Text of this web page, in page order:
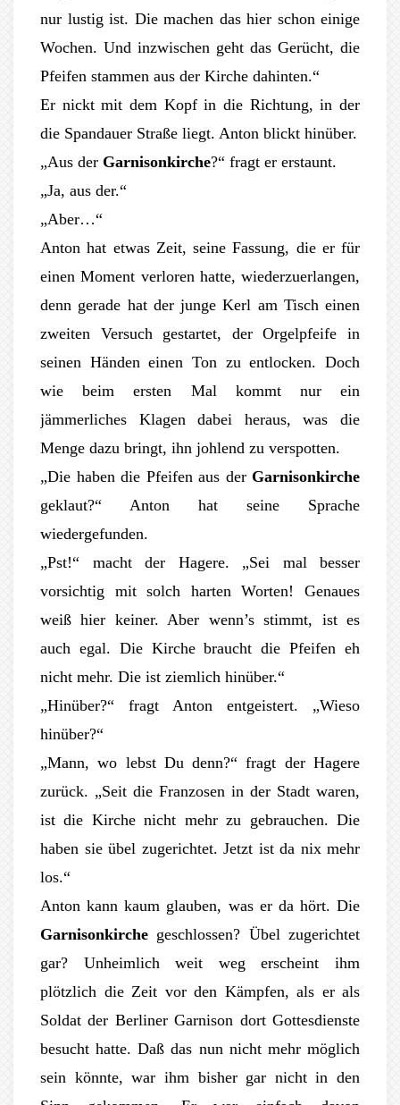
nur lustig ist. Die machen das hier schon einige
Wochen. Und inzwischen geht das Gerücht, die
Pfeifen stammen aus der Kirche dahinten.“
Er nickt mit dem Kopf in die Richtung, in der
die Spandauer Straße liegt. Anton blickt hinüber.
„Aus der Garnisonkirche?“ fragt er erstaunt.
„Ja, aus der.“
„Aber…“
Anton hat etwas Zeit, seine Fassung, die er für
einen Moment verloren hatte, wiederzuerlangen,
denn gerade hat der junge Kerl am Tisch einen
zweiten Versuch gestartet, der Orgelpfeife in
seinen Händen einen Ton zu entlocken. Doch
wie beim ersten Mal kommt nur ein
jämmerliches Klagen dabei heraus, was die
Menge dazu bringt, ihn johlend zu verspotten.
„Die haben die Pfeifen aus der Garnisonkirche
geklaut?“ Anton hat seine Sprache
wiedergefunden.
„Pst!“ macht der Hagere. „Sei mal besser
vorsichtig mit solch harten Worten! Genaues
weiß hier keiner. Aber wenn’s stimmt, ist es
auch egal. Die Kirche braucht die Pfeifen eh
nicht mehr. Die ist ziemlich hinüber.“
„Hinüber?“ fragt Anton entgeistert. „Wieso
hinüber?“
„Mann, wo lebst Du denn?“ fragt der Hagere
zurück. „Seit die Franzosen in der Stadt waren,
ist die Kirche nicht mehr zu gebrauchen. Die
haben sie übel zugerichtet. Jetzt ist da nix mehr
los.“
Anton kann kaum glauben, was er da hört. Die
Garnisonkirche geschlossen? Übel zugerichtet
gar? Unheimlich weit weg erscheint ihm
plötzlich die Zeit vor den Kämpfen, als er als
Soldat der Berliner Garnison dort Gottesdienste
besucht hatte. Daß das nun nicht mehr möglich
sein könnte, war ihm bisher gar nicht in den